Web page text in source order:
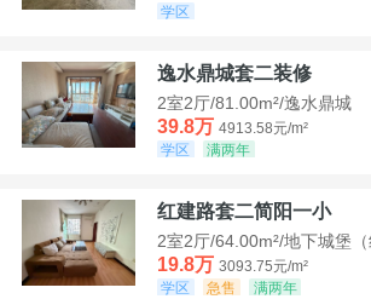
学区
逸水鼎城套二装修
2室2厅/81.00m²/逸水鼎城
39.8万 4913.58元/m²
学区
满两年
红建路套二简阳一小
2室2厅/64.00m²/地下城堡（
19.8万 3093.75元/m²
学区
急售 满两年